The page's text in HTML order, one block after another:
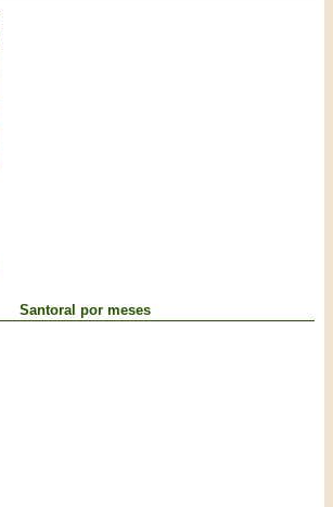
Santoral por meses